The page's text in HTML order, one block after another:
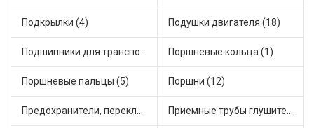
Подкрылки (4) Подушки двигателя (18)
Подшипники для транспорта (24) Поршневые кольца (1)
Поршневые пальцы (5) Поршни (12)
Предохранители, переключатели, кнопки автомобильные (54) Приемные трубы глушителя (7)